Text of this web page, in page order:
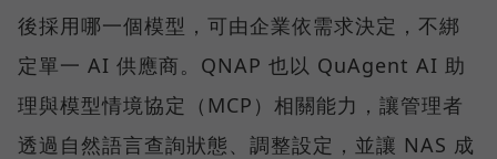
後採用哪一個模型，可由企業依需求決定，不綁
定單一 AI 供應商。QNAP 也以 QuAgent AI 助
理與模型情境協定（MCP）相關能力，讓管理者
透過自然語言查詢狀態、調整設定，並讓 NAS 成